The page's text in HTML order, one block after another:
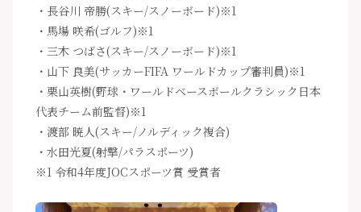
・長谷川 帝勝(スキー/スノーボード)※1
・馬場 咲希(ゴルフ)※1
・三木 つばさ(スキー/スノーボード)※1
・山下 良美(サッカーFIFA ワールドカップ審判員)※1
・栗山英樹(野球・ワールドベースボールクラシック日本
代表チーム前監督)※1
・渡部 暁人(スキー/ノルディック複合)
・水田光夏(射撃/パラスポーツ)
※1 令和4年度JOCスポーツ賞 受賞者